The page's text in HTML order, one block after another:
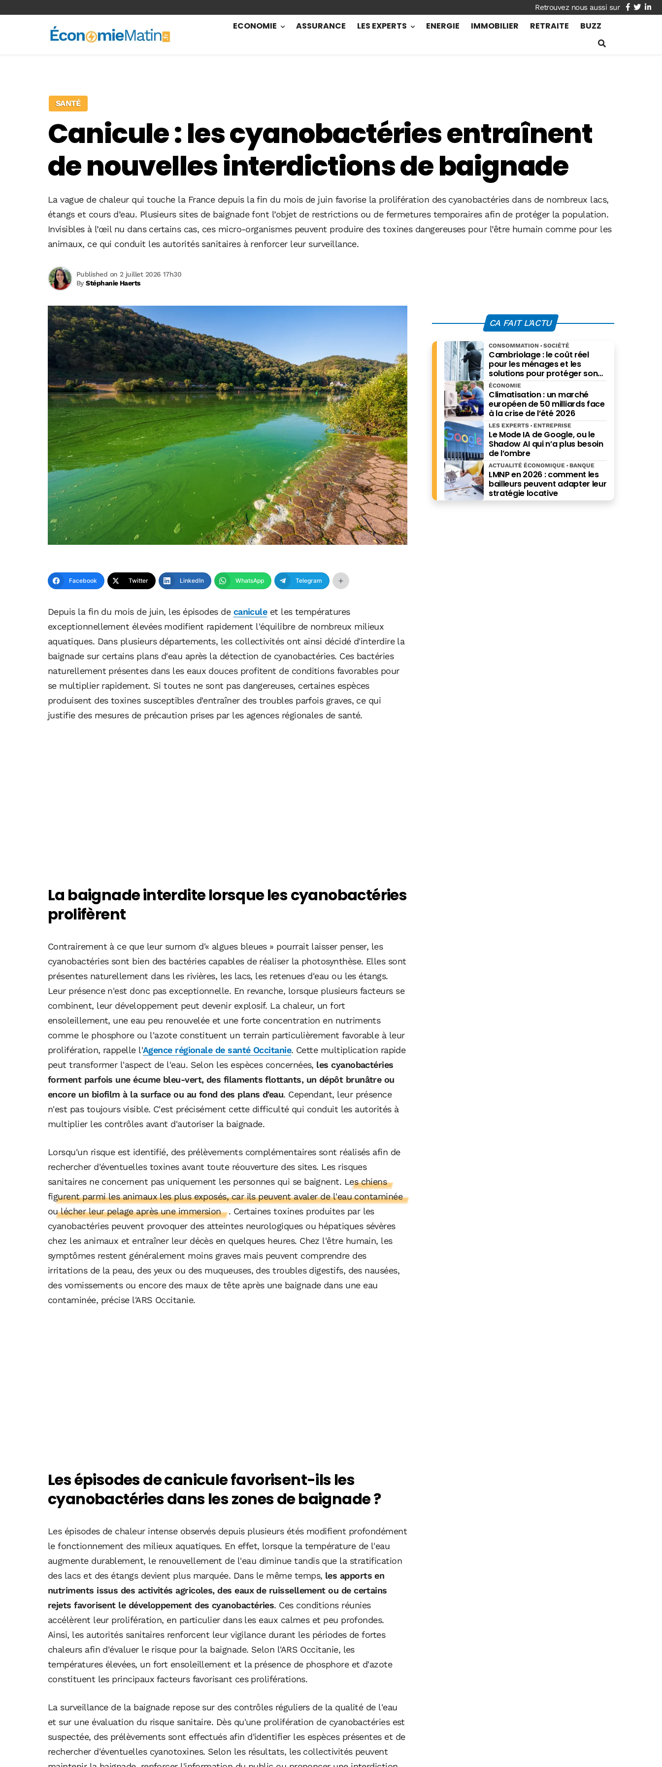
facebook
twitter
ECONOMIE ASSURANCE LES EXPERTS ENERGIE IMMOBILIER RETRAITE BUZZ
SANTÉ
Canicule : les cyanobactéries entraînent
de nouvelles interdictions de baignade
La vague de chaleur qui touche la France depuis la fin du mois de juin favorise la prolifération des cyanobactéries dans de nombreux lacs,
étangs et cours d’eau. Plusieurs sites de baignade font l’objet de restrictions ou de fermetures temporaires afin de protéger la population.
Invisibles à l’œil nu dans certains cas, ces micro-organismes peuvent produire des toxines dangereuses pour l’être humain comme pour les
animaux, ce qui conduit les autorités sanitaires à renforcer leur surveillance.
ByStéphanie Haerts
Published on 2 juillet 2026 17h30
Facebook Twitter LinkedIn WhatsApp Telegram
Depuis la fin du mois de juin, les épisodes de caniculeet les températures
exceptionnellement élevées modifient rapidement l'équilibre de nombreux milieux
aquatiques. Dans plusieurs départements, les collectivités ont ainsi décidé d'interdire la
baignade sur certains plans d'eau après la détection de cyanobactéries. Ces bactéries
naturellement présentes dans les eaux douces profitent de conditions favorables pour
se multiplier rapidement. Si toutes ne sont pas dangereuses, certaines espèces
produisent des toxines susceptibles d'entraîner des troubles parfois graves, ce qui
justifie des mesures de précaution prises par les agences régionales de santé.
La baignade interdite lorsque les cyanobactéries
prolifèrent
Contrairement à ce que leur surnom d'« algues bleues » pourrait laisser penser, les
cyanobactéries sont bien des bactéries capables de réaliser la photosynthèse. Elles sont
présentes naturellement dans les rivières, les lacs, les retenues d'eau ou les étangs.
Leur présence n'est donc pas exceptionnelle. En revanche, lorsque plusieurs facteurs se
combinent, leur développement peut devenir explosif. La chaleur, un fort
ensoleillement, une eau peu renouvelée et une forte concentration en nutriments
comme le phosphore ou l'azote constituent un terrain particulièrement favorable à leur
prolifération, rappelle l'Agence régionale de santé Occitanie. Cette multiplication rapide
peut transformer l'aspect de l'eau. Selon les espèces concernées, les cyanobactéries
forment parfois une écume bleu-vert, des filaments flottants, un dépôt brunâtre ou
encore un biofilm à la surface ou au fond des plans d'eau. Cependant, leur présence
n'est pas toujours visible. C'est précisément cette difficulté qui conduit les autorités à
multiplier les contrôles avant d'autoriser la baignade.
Lorsqu'un risque est identifié, des prélèvements complémentaires sont réalisés afin de
rechercher d'éventuelles toxines avant toute réouverture des sites. Les risques
sanitaires ne concernent pas uniquement les personnes qui se baignent. Les chiens
figurent parmi les animaux les plus exposés, car ils peuvent avaler de l'eau contaminée
ou lécher leur pelage après une immersion
. Certaines toxines produites par les
cyanobactéries peuvent provoquer des atteintes neurologiques ou hépatiques sévères
chez les animaux et entraîner leur décès en quelques heures. Chez l'être humain, les
symptômes restent généralement moins graves mais peuvent comprendre des
irritations de la peau, des yeux ou des muqueuses, des troubles digestifs, des nausées,
des vomissements ou encore des maux de tête après une baignade dans une eau
contaminée, précise l'ARS Occitanie.
Les épisodes de canicule favorisent-ils les
cyanobactéries dans les zones de baignade ?
Les épisodes de chaleur intense observés depuis plusieurs étés modifient profondément
le fonctionnement des milieux aquatiques. En effet, lorsque la température de l'eau
augmente durablement, le renouvellement de l'eau diminue tandis que la stratification
des lacs et des étangs devient plus marquée. Dans le même temps, les apports en
nutriments issus des activités agricoles, des eaux de ruissellement ou de certains
rejets favorisent le développement des cyanobactéries. Ces conditions réunies
accélèrent leur prolifération, en particulier dans les eaux calmes et peu profondes.
Ainsi, les autorités sanitaires renforcent leur vigilance durant les périodes de fortes
chaleurs afin d'évaluer le risque pour la baignade. Selon l'ARS Occitanie, les
températures élevées, un fort ensoleillement et la présence de phosphore et d'azote
constituent les principaux facteurs favorisant ces proliférations.
La surveillance de la baignade repose sur des contrôles réguliers de la qualité de l'eau
et sur une évaluation du risque sanitaire. Dès qu'une prolifération de cyanobactéries est
suspectée, des prélèvements sont effectués afin d'identifier les espèces présentes et de
rechercher d'éventuelles cyanotoxines. Selon les résultats, les collectivités peuvent
CA FAIT L'ACTU
Cambriolage : le coût réel
pour les ménages et les
solutions pour protéger son
budget
CONSOMMATION SOCIÉTÉ
Climatisation : un marché
européen de 50 milliards face
à la crise de l’été 2026
ÉCONOMIE
Le Mode IA de Google, ou le
Shadow AI qui n’a plus besoin
de l’ombre
LES EXPERTS ENTREPRISE
LMNP en 2026 : comment les
bailleurs peuvent adapter leur
stratégie locative
ACTUALITÉ ÉCONOMIQUE BANQUE